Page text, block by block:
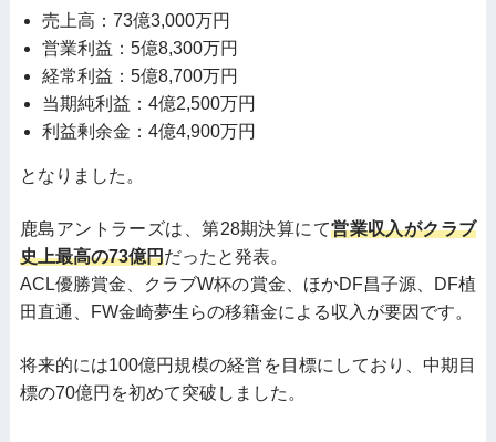
売上高：73億3,000万円
営業利益：5億8,300万円
経常利益：5億8,700万円
当期純利益：4億2,500万円
利益剰余金：4億4,900万円
となりました。
鹿島アントラーズは、第28期決算にて営業収入がクラブ
史上最高の73億円だったと発表。
ACL優勝賞金、クラブW杯の賞金、ほかDF昌子源、DF植
田直通、FW金崎夢生らの移籍金による収入が要因です。
将来的には100億円規模の経営を目標にしており、中期目
標の70億円を初めて突破しました。